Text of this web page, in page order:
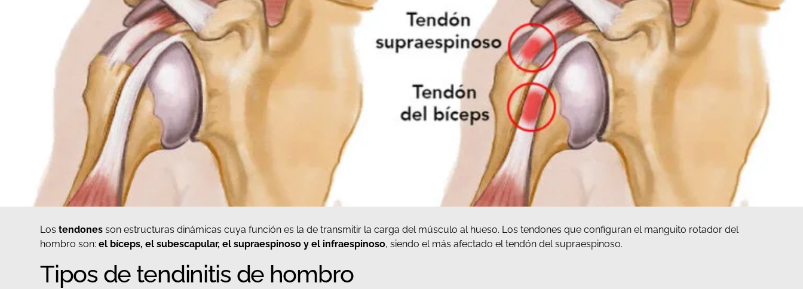
Lostendonesson estructuras dinámicas cuya función es la de transmitir la carga del músculo al hueso. Los tendones que configuran el manguito rotador del
hombro son: el bíceps, el subescapular, el supraespinoso y el infraespinoso, siendo el más afectado el tendón del supraespinoso.
Tipos de tendinitis de hombro